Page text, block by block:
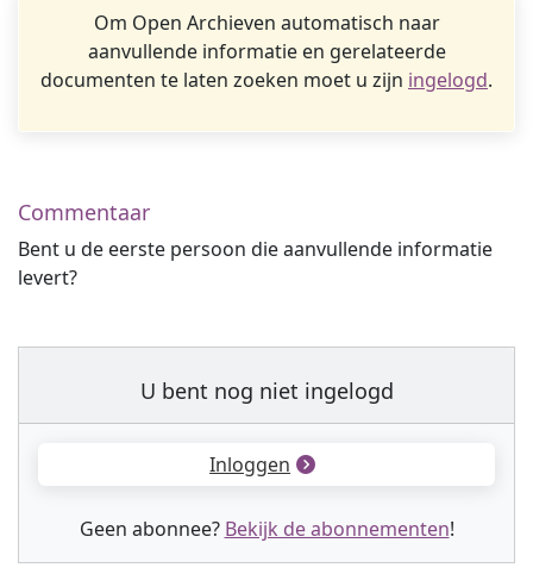
Om Open Archieven automatisch naar
aanvullende informatie en gerelateerde
documenten te laten zoeken moet u zijn ingelogd.
Commentaar
Bent u de eerste persoon die aanvullende informatie
levert?
U bent nog niet ingelogd
Inloggen
Geen abonnee? Bekijk de abonnementen!